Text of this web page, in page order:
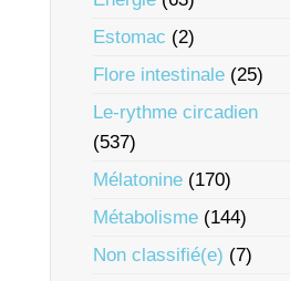
Estomac (2)
Flore intestinale (25)
Le-rythme circadien
(537)
Mélatonine (170)
Métabolisme (144)
Non classifié(e) (7)